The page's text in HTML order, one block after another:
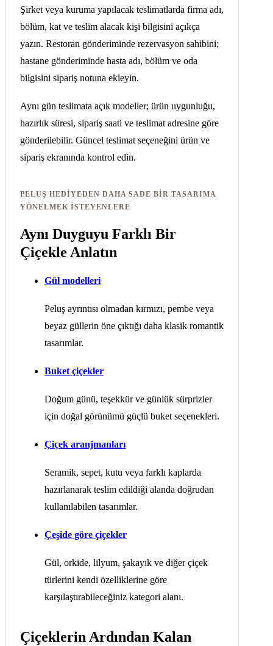
Şirket veya kuruma yapılacak teslimatlarda firma adı,
bölüm, kat ve teslim alacak kişi bilgisini açıkça
yazın. Restoran gönderiminde rezervasyon sahibini;
hastane gönderiminde hasta adı, bölüm ve oda
bilgisini sipariş notuna ekleyin.
Aynı gün teslimata açık modeller; ürün uygunluğu,
hazırlık süresi, sipariş saati ve teslimat adresine göre
gönderilebilir. Güncel teslimat seçeneğini ürün ve
sipariş ekranında kontrol edin.
PELUŞ HEDIYEDEN DAHA SADE BIR TASARIMA
YÖNELMEK ISTEYENLERE
Aynı Duyguyu Farklı Bir
Çiçekle Anlatın
Gül modelleri
Peluş ayrıntısı olmadan kırmızı, pembe veya
beyaz güllerin öne çıktığı daha klasik romantik
tasarımlar.
Buket çiçekler
Doğum günü, teşekkür ve günlük sürprizler
için doğal görünümü güçlü buket seçenekleri.
Çiçek aranjmanları
Seramik, sepet, kutu veya farklı kaplarda
hazırlanarak teslim edildiği alanda doğrudan
kullanılabilen tasarımlar.
Çeşide göre çiçekler
Gül, orkide, lilyum, şakayık ve diğer çiçek
türlerini kendi özelliklerine göre
karşılaştırabileceğiniz kategori alanı.
Çiçeklerin Ardından Kalan